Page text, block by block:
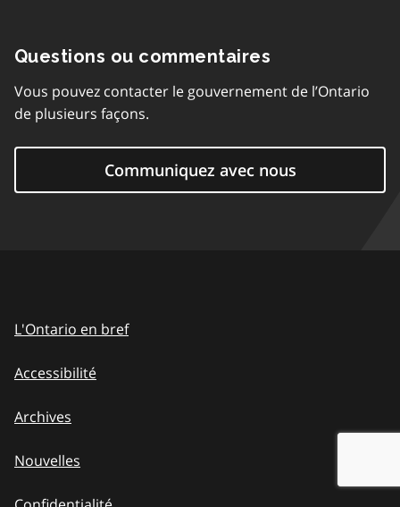
Questions ou commentaires
Vous pouvez contacter le gouvernement de l’Ontario
de plusieurs façons.
Communiquez avec nous
L'Ontario en bref
Accessibilité
Archives
Nouvelles